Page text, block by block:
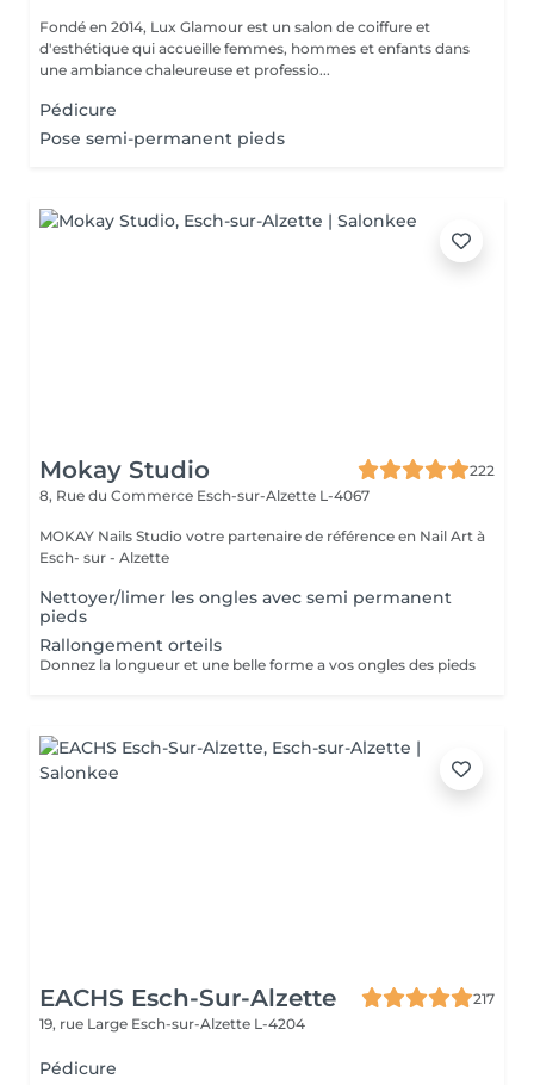
Fondé en 2014, Lux Glamour est un salon de coiffure et
d'esthétique qui accueille femmes, hommes et enfants dans
une ambiance chaleureuse et professio...
Pédicure
Pose semi-permanent pieds
Mokay Studio
222
8, Rue du Commerce Esch-sur-Alzette L-4067
MOKAY Nails Studio votre partenaire de référence en Nail Art à
Esch- sur - Alzette
Nettoyer/limer les ongles avec semi permanent
pieds
Rallongement orteils
Donnez la longueur et une belle forme a vos ongles des pieds
EACHS Esch-Sur-Alzette
217
19, rue Large Esch-sur-Alzette L-4204
Pédicure